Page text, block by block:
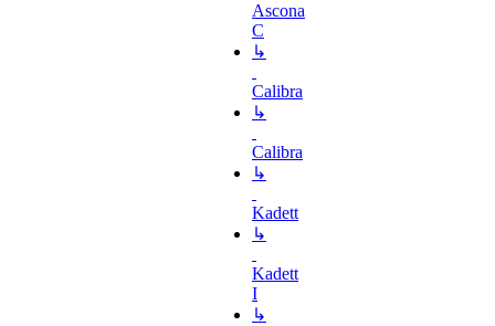
Ascona
C
↳
Calibra
↳
Calibra
↳
Kadett
↳
Kadett
I
↳